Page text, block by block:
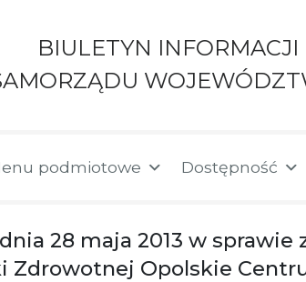
BIULETYN
podmiotowe Dostępność
dnia 28 maja 2013 w
Zdrowotnej Opolskie